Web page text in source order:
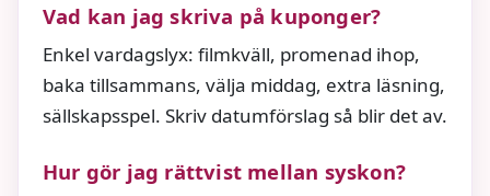
Vad kan jag skriva på kuponger?
Enkel vardagslyx: filmkväll, promenad ihop,
baka tillsammans, välja middag, extra läsning,
sällskapsspel. Skriv datumförslag så blir det av.
Hur gör jag rättvist mellan syskon?